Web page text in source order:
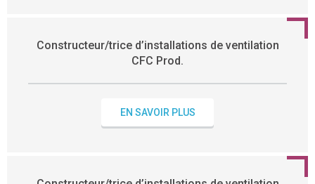
Constructeur/trice d’installations de ventilation
CFC Prod.
EN SAVOIR PLUS